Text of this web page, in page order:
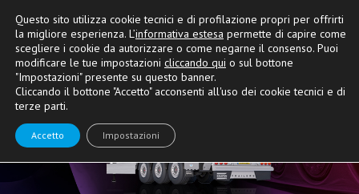
Concessionario esclusivo Knapen Italia
Questo sito utilizza cookie tecnici e di profilazione propri per offrirti
la migliore esperienza. L’informativa estesa permette di capire come
scegliere i cookie da autorizzare o come negarne il consenso. Puoi
modificare le tue impostazioni cliccando qui o sul bottone
"Impostazioni" presente su questo banner.
Cliccando il bottone "Accetto" acconsenti all'uso dei cookie tecnici e di
terze parti.
Accetto Impostazioni